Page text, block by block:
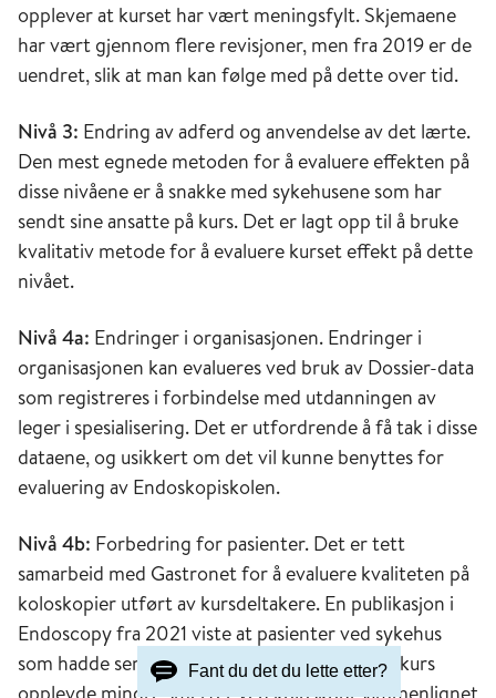
opplever at kurset har vært meningsfylt. Skjemaene
har vært gjennom flere revisjoner, men fra 2019 er de
uendret, slik at man kan følge med på dette over tid.
Nivå 3: Endring av adferd og anvendelse av det lærte.
Den mest egnede metoden for å evaluere effekten på
disse nivåene er å snakke med sykehusene som har
sendt sine ansatte på kurs. Det er lagt opp til å bruke
kvalitativ metode for å evaluere kurset effekt på dette
nivået.
Nivå 4a: Endringer i organisasjonen. Endringer i
organisasjonen kan evalueres ved bruk av Dossier-data
som registreres i forbindelse med utdanningen av
leger i spesialisering. Det er utfordrende å få tak i disse
dataene, og usikkert om det vil kunne benyttes for
evaluering av Endoskopiskolen.
Nivå 4b: Forbedring for pasienter. Det er tett
samarbeid med Gastronet for å evaluere kvaliteten på
koloskopier utført av kursdeltakere. En publikasjon i
Endoscopy fra 2021 viste at pasienter ved sykehus
som hadde sendt endoskopører på instruktørkurs
Fant du det du lette etter?